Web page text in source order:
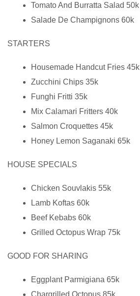
Tomato And Burratta Salad 50k
Salade De Champignons 60k
STARTERS
Housemade Handcut Fries 45k
Zucchini Chips 35k
Funghi Fritti 35k
Mix Calamari Fritters 40k
Salmon Croquettes 45k
Honey Lemon Saganaki 65k
HOUSE SPECIALS
Chicken Souvlakis 55k
Lamb Koftas 60k
Beef Kebabs 60k
Grilled Octopus Wrap 75k
GOOD FOR SHARING
Eggplant Parmigiana 65k
Chargrilled Octopus 85k